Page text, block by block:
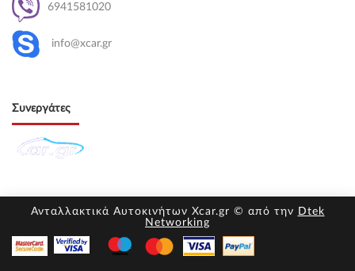
6941581020
info@xcar.gr
Συνεργάτες
Ανταλλακτικά Αυτοκινήτων Xcar.gr © από την Dtek
Networking